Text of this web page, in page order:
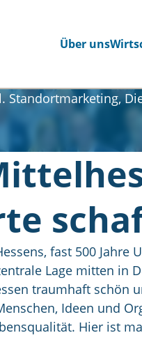
Über uns
Standortmarketing,
fast 500 Jahre
Lage mitten in
traumhaft schön
Ideen und
Hier ist